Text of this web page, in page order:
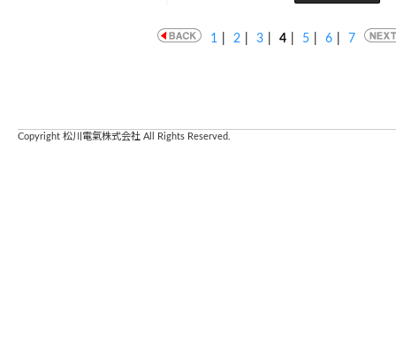
1 2 3 4 5 6 7
Copyright 松川電氣株式会社 All Rights Reserved.